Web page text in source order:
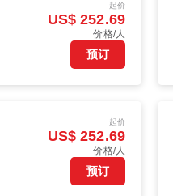
起价
US$ 252.69
价格/人
预订
起价
US$ 252.69
价格/人
预订